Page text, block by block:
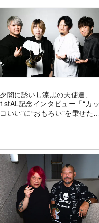
夕闇に誘いし漆黒の天使達、
1stAL記念インタビュー「“カッ
コいい”に“おもろい”を乗せた